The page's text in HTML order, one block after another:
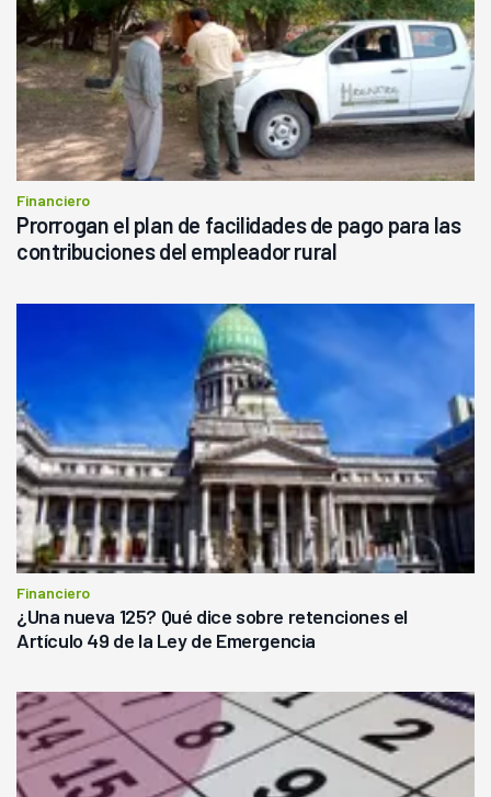
Financiero
Prorrogan el plan de facilidades de pago para las
contribuciones del empleador rural
Financiero
¿Una nueva 125? Qué dice sobre retenciones el
Artículo 49 de la Ley de Emergencia